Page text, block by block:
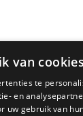
van
te
en
uw gebruik van